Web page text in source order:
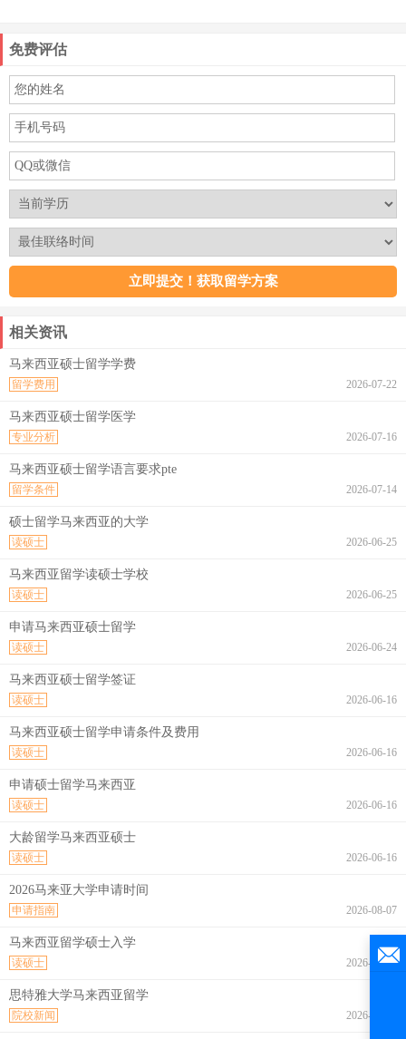
免费评估
相关资讯
马来西亚硕士留学学费
2026-07-22
留学费用
马来西亚硕士留学医学
2026-07-16
专业分析
马来西亚硕士留学语言要求pte
2026-07-14
留学条件
硕士留学马来西亚的大学
2026-06-25
读硕士
马来西亚留学读硕士学校
2026-06-25
读硕士
申请马来西亚硕士留学
2026-06-24
读硕士
马来西亚硕士留学签证
2026-06-16
读硕士
马来西亚硕士留学申请条件及费用
2026-06-16
读硕士
申请硕士留学马来西亚
2026-06-16
读硕士
大龄留学马来西亚硕士
2026-06-16
读硕士
2026马来亚大学申请时间
2026-08-07
申请指南
马来西亚留学硕士入学
2026-08-07
读硕士
思特雅大学马来西亚留学
2026-08-07
院校新闻